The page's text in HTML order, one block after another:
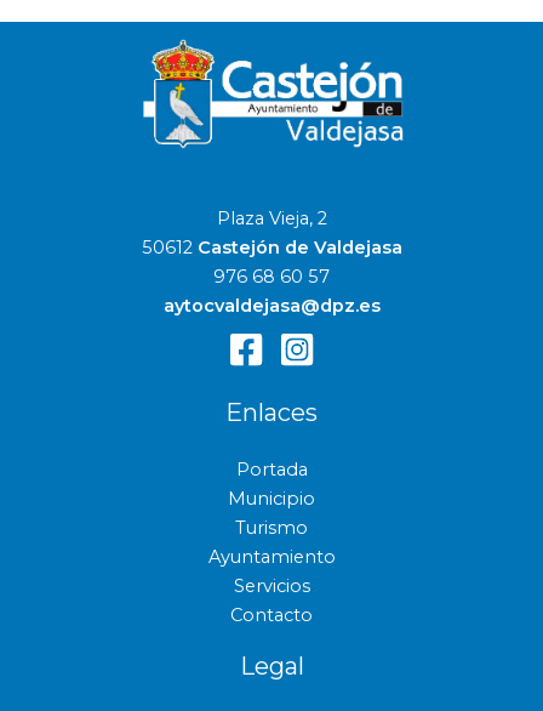
Plaza Vieja, 2
50612 Castejón de Valdejasa
976 68 60 57
aytocvaldejasa@dpz.es
Enlaces
Portada
Municipio
Turismo
Ayuntamiento
Servicios
Contacto
Legal